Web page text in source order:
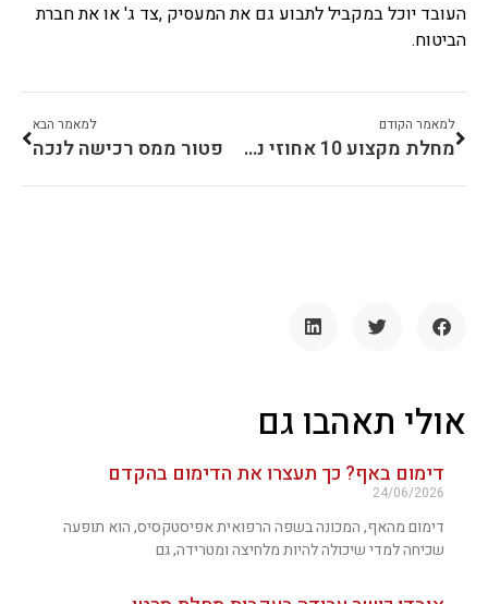
העובד יוכל במקביל לתבוע גם את המעסיק ,צד ג' או את חברת
הביטוח.
למאמר הקודם
מחלת מקצוע 10 אחוזי נכות
למאמר הבא
פטור ממס רכישה לנכה
אולי תאהבו גם
דימום באף? כך תעצרו את הדימום בהקדם
24/06/2026
דימום מהאף, המכונה בשפה הרפואית אפיסטקסיס, הוא תופעה
שכיחה למדי שיכולה להיות מלחיצה ומטרידה, גם